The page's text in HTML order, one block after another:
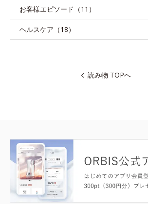
お客様エピソード（11）
ヘルスケア（18）
読み物 TOPへ